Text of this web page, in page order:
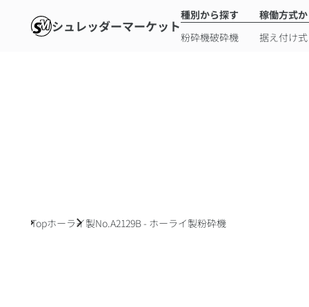
シュレッダーマーケット
種別から探す
粉砕機破砕機
稼働方式
据え付け式
Topホーライ製No.A2129B - ホーライ製粉砕機